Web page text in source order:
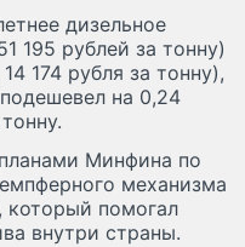
дизельное
195 рублей за тонну)
174 рубля за тонну),
на 0,24
Минфина по
механизма
который помогал
внутри страны.